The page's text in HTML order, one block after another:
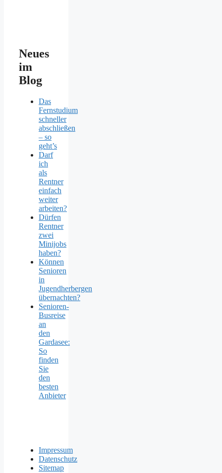
Neues
im
Blog
Das
Fernstudium
schneller
abschließen
– so
geht’s
Darf
ich
als
Rentner
einfach
weiter
arbeiten?
Dürfen
Rentner
zwei
Minijobs
haben?
Können
Senioren
in
Jugendherbergen
übernachten?
Senioren-
Busreise
an
den
Gardasee:
So
finden
Sie
den
besten
Anbieter
Impressum
Datenschutz
Sitemap